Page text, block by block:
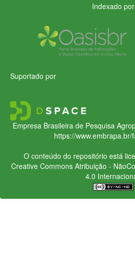
Indexado por
Suportado por
Empresa Brasileira de Pesquisa
https://www.embrapa.br/
O conteúdo do repositório está
Creative CommonsAtribuição -
4.0